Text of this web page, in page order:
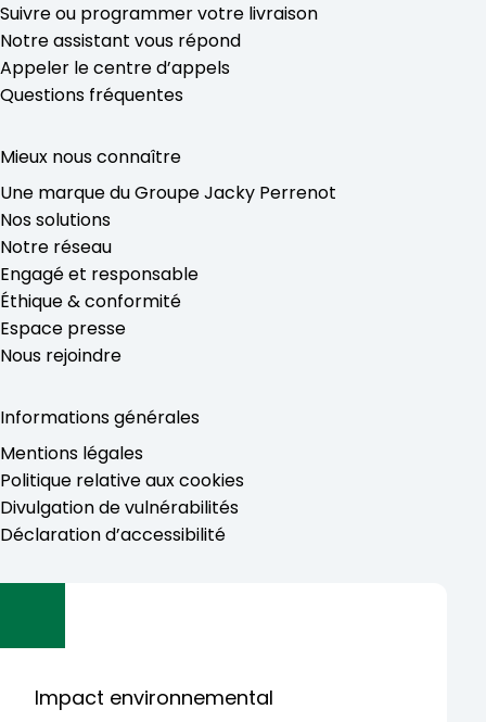
Suivre ou programmer votre livraison
Notre assistant vous répond
Appeler le centre d’appels
Questions fréquentes
Mieux nous connaître
Une marque du Groupe Jacky Perrenot
Nos solutions
Notre réseau
Engagé et responsable
Éthique & conformité
Espace presse
Nous rejoindre
Informations générales
Mentions légales
Politique relative aux cookies
Divulgation de vulnérabilités
Déclaration d’accessibilité
Impact environnemental